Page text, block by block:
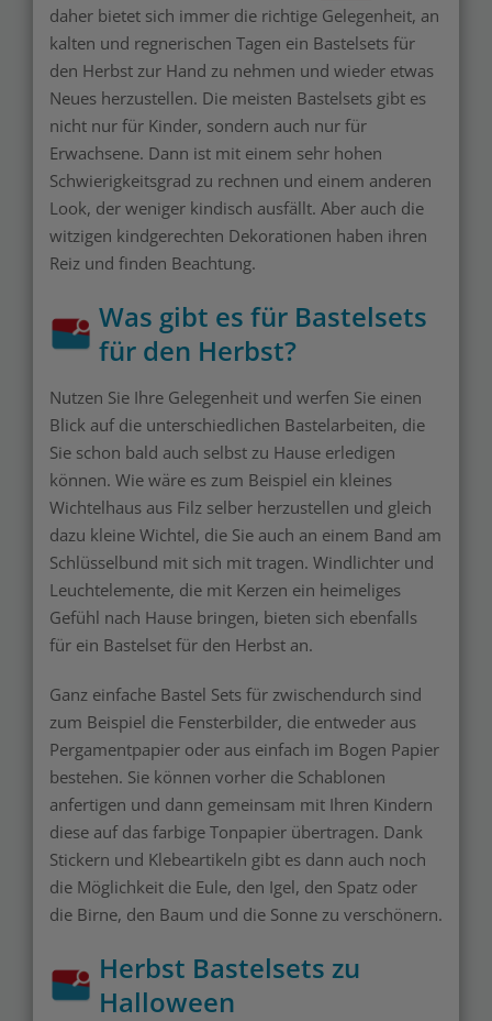
daher bietet sich immer die richtige Gelegenheit, an
kalten und regnerischen Tagen ein Bastelsets für
den Herbst zur Hand zu nehmen und wieder etwas
Neues herzustellen. Die meisten Bastelsets gibt es
nicht nur für Kinder, sondern auch nur für
Erwachsene. Dann ist mit einem sehr hohen
Schwierigkeitsgrad zu rechnen und einem anderen
Look, der weniger kindisch ausfällt. Aber auch die
witzigen kindgerechten Dekorationen haben ihren
Reiz und finden Beachtung.
Was gibt es für Bastelsets
für den Herbst?
Nutzen Sie Ihre Gelegenheit und werfen Sie einen
Blick auf die unterschiedlichen Bastelarbeiten, die
Sie schon bald auch selbst zu Hause erledigen
können. Wie wäre es zum Beispiel ein kleines
Wichtelhaus aus Filz selber herzustellen und gleich
dazu kleine Wichtel, die Sie auch an einem Band am
Schlüsselbund mit sich mit tragen. Windlichter und
Leuchtelemente, die mit Kerzen ein heimeliges
Gefühl nach Hause bringen, bieten sich ebenfalls
für ein Bastelset für den Herbst an.
Ganz einfache Bastel Sets für zwischendurch sind
zum Beispiel die Fensterbilder, die entweder aus
Pergamentpapier oder aus einfach im Bogen Papier
bestehen. Sie können vorher die Schablonen
anfertigen und dann gemeinsam mit Ihren Kindern
diese auf das farbige Tonpapier übertragen. Dank
Stickern und Klebeartikeln gibt es dann auch noch
die Möglichkeit die Eule, den Igel, den Spatz oder
die Birne, den Baum und die Sonne zu verschönern.
Herbst Bastelsets zu
Halloween